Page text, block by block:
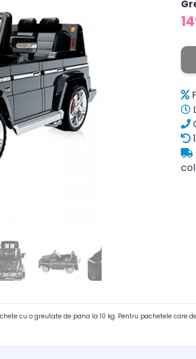
cu o greutate de pana la 10 kg. Pentru pachetele care